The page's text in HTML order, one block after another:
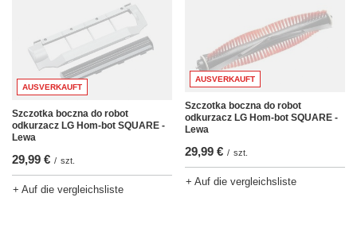
AUSVERKAUFT
Szczotka boczna do robot
odkurzacz LG Hom-bot SQUARE -
Lewa
29,99 € / szt.
+ Auf die vergleichsliste
AUSVERKAUFT
Szczotka boczna do robot
odkurzacz LG Hom-bot SQUARE -
Lewa
29,99 € / szt.
+ Auf die vergleichsliste